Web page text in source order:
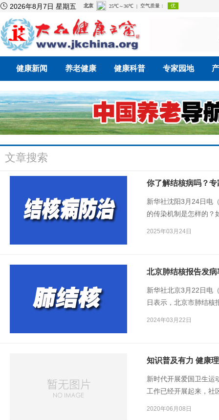
 2026年8月7日 星期五
健康新闻 养老健康 健康科普 专家园地
文章搜索
你了解结核病吗？
新华社沈阳3月24日电
的传染机制是怎样的？
2025年03月24日
北京肺结核报告发
新华社北京3月22日电
日表示，北京市肺结核
2024年03月22日
知识普及有力 健康
新时代开展爱国卫生运
工作已经开展起来，社
2020年06月08日